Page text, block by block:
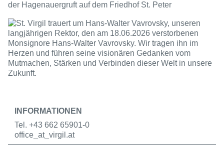
der Hagenauergruft auf dem Friedhof St. Peter
INFORMATIONEN
Tel. +43 662 65901-0
office _at_virgil.at